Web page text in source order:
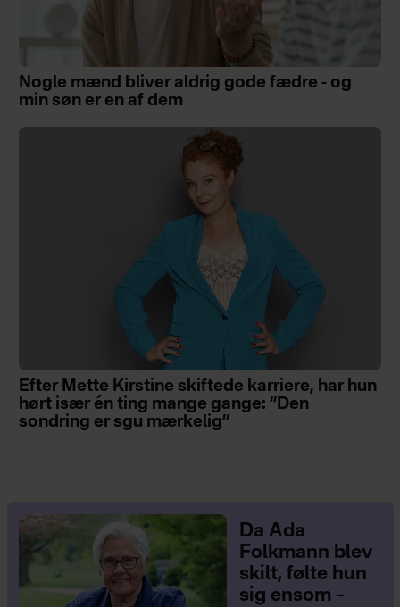
Nogle mænd bliver aldrig gode fædre - og
min søn er en af dem
Efter Mette Kirstine skiftede karriere, har hun
hørt især én ting mange gange: ”Den
sondring er sgu mærkelig”
Da Ada
Folkmann blev
skilt, følte hun
sig ensom –